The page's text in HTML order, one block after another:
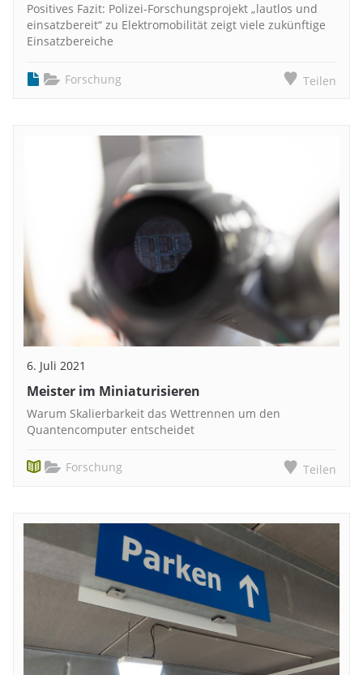
Positives Fazit: Polizei-Forschungsprojekt „lautlos und
einsatzbereit“ zu Elektromobilität zeigt viele zukünftige
Einsatzbereiche
Forschung Teilen
6. Juli 2021
Meister im Miniaturisieren
Warum Skalierbarkeit das Wettrennen um den
Quantencomputer entscheidet
Forschung Teilen